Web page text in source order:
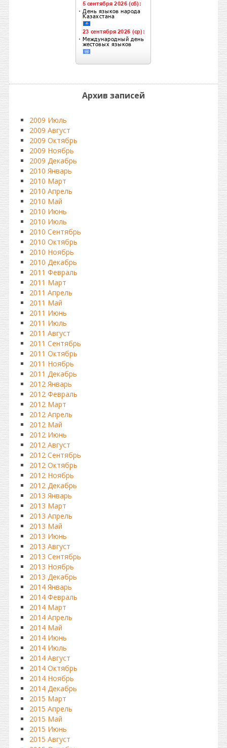
Архив записей
2009 Июль
2009 Август
2009 Октябрь
2009 Ноябрь
2009 Декабрь
2010 Январь
2010 Март
2010 Апрель
2010 Май
2010 Июнь
2010 Июль
2010 Сентябрь
2010 Октябрь
2010 Ноябрь
2010 Декабрь
2011 Февраль
2011 Март
2011 Апрель
2011 Май
2011 Июнь
2011 Июль
2011 Август
2011 Сентябрь
2011 Октябрь
2011 Ноябрь
2011 Декабрь
2012 Январь
2012 Февраль
2012 Март
2012 Апрель
2012 Май
2012 Июнь
2012 Август
2012 Сентябрь
2012 Октябрь
2012 Ноябрь
2012 Декабрь
2013 Январь
2013 Март
2013 Апрель
2013 Май
2013 Июнь
2013 Август
2013 Сентябрь
2013 Ноябрь
2013 Декабрь
2014 Январь
2014 Февраль
2014 Март
2014 Апрель
2014 Май
2014 Июнь
2014 Июль
2014 Август
2014 Октябрь
2014 Ноябрь
2014 Декабрь
2015 Март
2015 Апрель
2015 Май
2015 Июнь
2015 Август